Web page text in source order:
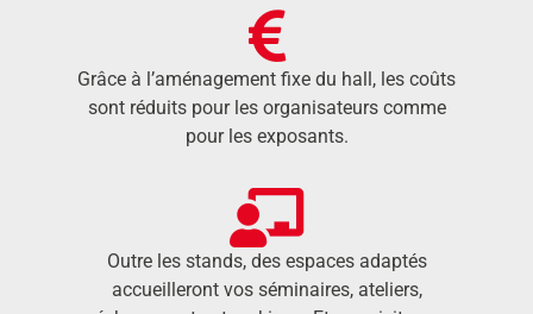
Grâce à l’aménagement fixe du hall, les coûts
sont réduits pour les organisateurs comme
pour les exposants.
Outre les stands, des espaces adaptés
accueilleront vos séminaires, ateliers,